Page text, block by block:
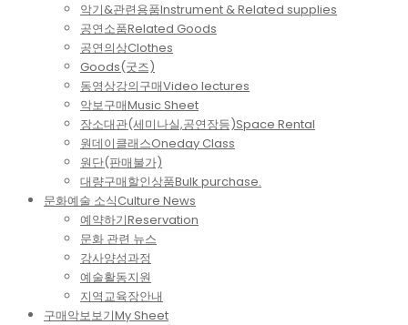
악기&관련용품Instrument & Related supplies
공연소품Related Goods
공연의상Clothes
Goods(굿즈)
동영상강의구매Video lectures
악보구매Music Sheet
장소대관(세미나실,공연장등)Space Rental
원데이클래스Oneday Class
원단(판매불가)
대량구매할인상품Bulk purchase.
문화예술 소식Culture News
예약하기Reservation
문화 관련 뉴스
강사양성과정
예술활동지원
지역교육장안내
구매악보보기My Sheet